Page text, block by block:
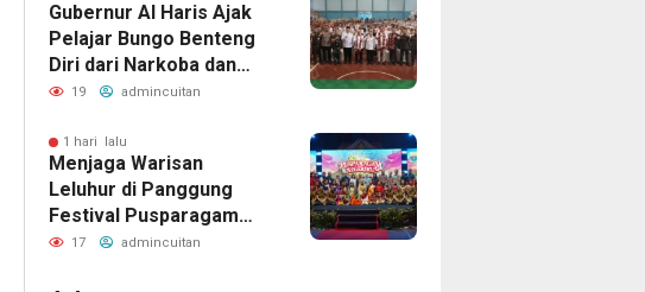
Gubernur Al Haris Ajak
Pelajar Bungo Benteng
Diri dari Narkoba dan
Judol
19 admincuitan
1 hari lalu
Menjaga Warisan
Leluhur di Panggung
Festival Pusparagam
Negeriku
17 admincuitan